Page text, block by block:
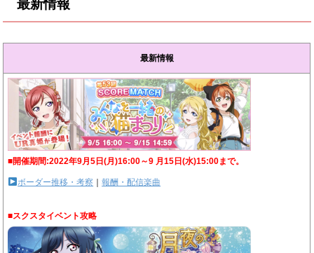
最新情報
最新情報
■開催期間:2022年9月5日(月)16:00～9 月15日(水)15:00まで。
ボーダー推移・考察 ｜報酬・配信楽曲
■スクスタイベント攻略